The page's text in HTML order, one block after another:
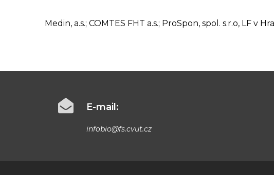
Medin, a.s.; COMTES FHT a.s.; ProSpon, spol. s.r.o, LF v
E-mail:
infobio@fs.cvut.cz